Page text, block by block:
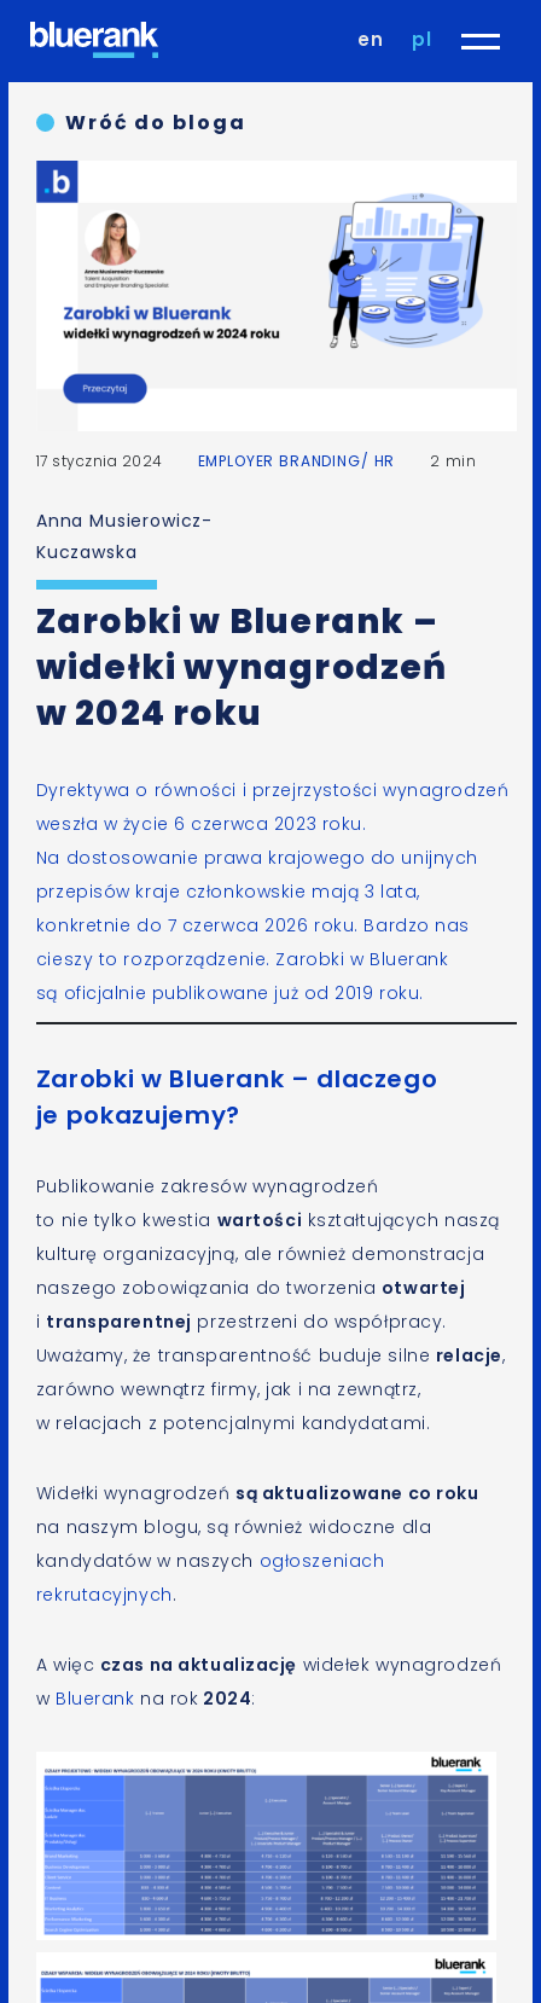
en pl
Wróć do bloga
17 stycznia 2024 EMPLOYER BRANDING/ HR 2 min
Anna Musierowicz-
Kuczawska
Zarobki w Bluerank –
widełki wynagrodzeń
w 2024 roku
Dyrektywa o równości i przejrzystości wynagrodzeń
weszła w życie 6 czerwca 2023 roku.
Na dostosowanie prawa krajowego do unijnych
przepisów kraje członkowskie mają 3 lata,
konkretnie do 7 czerwca 2026 roku. Bardzo nas
cieszy to rozporządzenie. Zarobki w Bluerank
są oficjalnie publikowane już od 2019 roku.
Zarobki w Bluerank – dlaczego
je pokazujemy?
Publikowanie zakresów wynagrodzeń
to nie tylko kwestia wartości kształtujących naszą
kulturę organizacyjną, ale również demonstracja
naszego zobowiązania do tworzenia otwartej
i transparentnej przestrzeni do współpracy.
Uważamy, że transparentność buduje silne relacje,
zarówno wewnątrz firmy, jak i na zewnątrz,
w relacjach z potencjalnymi kandydatami.
Widełki wynagrodzeń są aktualizowane co roku
na naszym blogu, są również widoczne dla
kandydatów w naszych ogłoszeniach
rekrutacyjnych.
A więc czas na aktualizację widełek wynagrodzeń
w Bluerank na rok 2024: